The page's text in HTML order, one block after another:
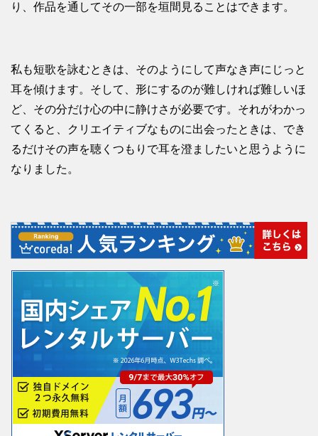
り、作品を通してその一部を垣間見ることはできます。
私も短歌を詠むときは、そのようにして声なき声にじっと
耳を傾けます。そして、形にするのが難しければ難しいほ
ど、その分だけ心の中に静けさが必要です。それがわかっ
てくると、クリエイティブなものに出会ったときは、でき
るだけその声を聴くつもりで耳を澄ましたいと思うように
なりました。